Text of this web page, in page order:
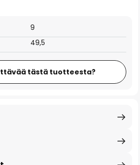
9
49,5
tästä tuotteesta?